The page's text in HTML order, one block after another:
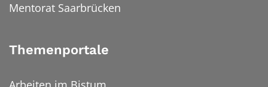
Mentorat Saarbrücken
Themenportale